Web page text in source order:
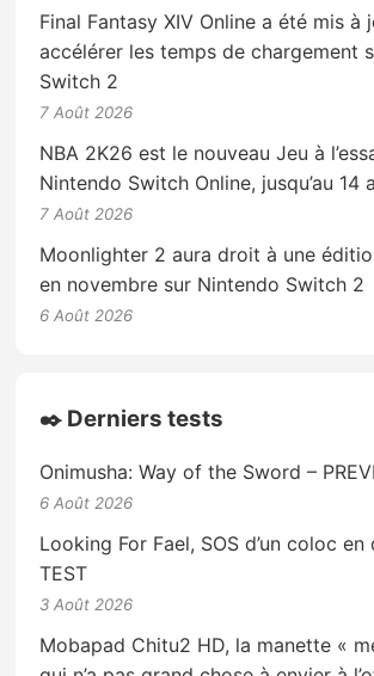
Final Fantasy XIV Online a été mis à
accélérer les temps de chargement
Switch 2
7 Août 2026
NBA 2K26 est le nouveau Jeu à
Nintendo Switch Online, jusqu’au 14
7 Août 2026
Moonlighter 2 aura droit à une
en novembre sur Nintendo Switch 2
6 Août 2026
✒️ Derniers tests
Onimusha: Way of the Sword –
6 Août 2026
Looking For Fael, SOS d’un coloc en
TEST
3 Août 2026
Mobapad Chitu2 HD, la manette «